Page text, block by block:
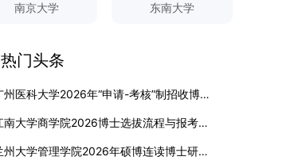
平科研平台学生可参与国家重大科研项目，接触材
士在内的资深科研人员组成导师团队，提供高水平
学术指导，并支持参与国际化学术交流。（三）优
助，保障学生潜心学业与研究。（四）畅通发展渠
道在培养过程中表现优异者，毕业后可优先获得苏
排名前三。（二）网上报名及缴费报名及缴费统一
读学校及学院发布的招生章程、简章及专业目录，
下载并填写《博士入学申请材料自查表》，按要求
生成长中的关键角色，推动形成以德为先、科研报
环境。（二）完善“五育并举”育人机制学校系统推
全面发展的育人体系。通过课程教学、科研训练、
社会实践等多种途径，提升研究生的综合素质，培
人。二、优化招生与学科结构，服务国家战略需求
南京大学 东南大学
热门头条
广州医科大学2026年“申请-考核”制招收博士研究生报考公告
江南大学商学院2026博士选拔流程与报考条件汇总
兰州大学管理学院2026年硕博连读博士研究生招生“申请-考核”实施方案